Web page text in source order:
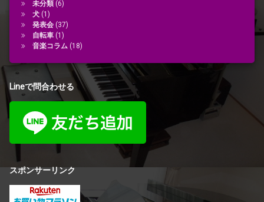
未分類(6)
犬(1)
発表会(37)
自転車(1)
音楽コラム(18)
Lineで問合わせる
スポンサーリンク